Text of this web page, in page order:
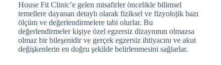
House Fit Clinic’e gelen misafirler öncelikle bilimsel
temellere dayanan detaylı olarak fiziksel ve fizyolojik bazı
ölçüm ve değerlendirmelere tabi olurlar. Bu
değerlendirmeler kişiye özel egzersiz dizaynının olmazsa
olmaz bir bileşenidir ve gerçek egzersiz ihtiyacını ve akut
değişkenlerin en doğru şekilde belirlenmesini sağlarlar.